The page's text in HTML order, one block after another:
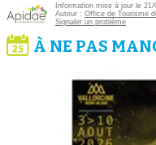
Information mise à jour le 21/
Auteur : Office de Tourisme
Signaler un problème
À NE PAS